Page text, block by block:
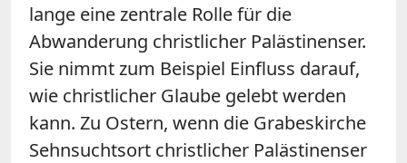
lange eine zentrale Rolle für die
Abwanderung christlicher Palästinenser.
Sie nimmt zum Beispiel Einfluss darauf,
wie christlicher Glaube gelebt werden
kann. Zu Ostern, wenn die Grabeskirche
Sehnsuchtsort christlicher Palästinenser